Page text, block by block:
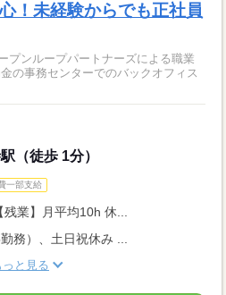
！未経験からでも正社員
プンループパートナーズによる職業
の事務センターでのバックオフィス
（徒歩 1分）
一部支給
残業】月平均10h 休...
務）、土日祝休み ...
っと見る